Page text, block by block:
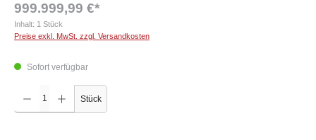
999.999,99 €*
Inhalt: 1 Stück
Preise exkl. MwSt. zzgl. Versandkosten
Sofort verfügbar
Produkt Anzahl: Gib den gewünschten Wert ein oder benutze die Schaltflächen um die
Stück